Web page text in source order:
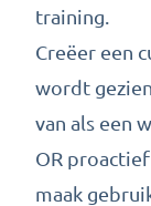
training.
Creëer een
wordt
van als een
OR
maak